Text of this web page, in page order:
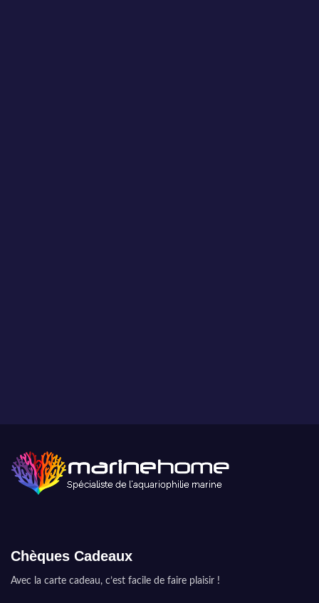
Chèques Cadeaux
Avec la carte cadeau, c’est facile de faire plaisir !